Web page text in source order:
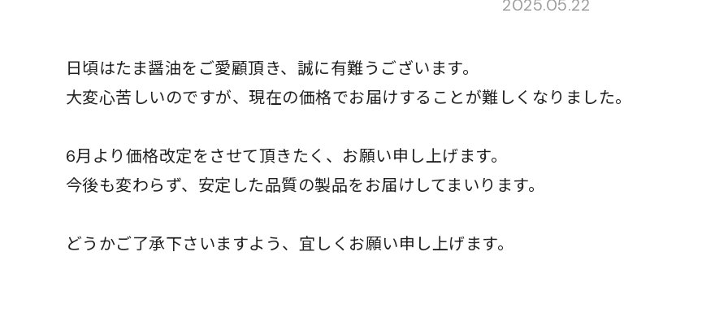
2025.05.22
日頃はたま醤油をご愛顧頂き、誠に有難うございます。
大変心苦しいのですが、現在の価格でお届けすることが難しくなりました。
6月より価格改定をさせて頂きたく、お願い申し上げます。
今後も変わらず、安定した品質の製品をお届けしてまいります。
どうかご了承下さいますよう、宜しくお願い申し上げます。